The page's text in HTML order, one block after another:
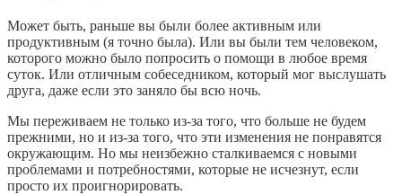
Может быть, раньше вы были более активным или
продуктивным (я точно была). Или вы были тем человеком,
которого можно было попросить о помощи в любое время
суток. Или отличным собеседником, который мог выслушать
друга, даже если это заняло бы всю ночь.
Мы переживаем не только из-за того, что больше не будем
прежними, но и из-за того, что эти изменения не понравятся
окружающим. Но мы неизбежно сталкиваемся с новыми
проблемами и потребностями, которые не исчезнут, если
просто их проигнорировать.